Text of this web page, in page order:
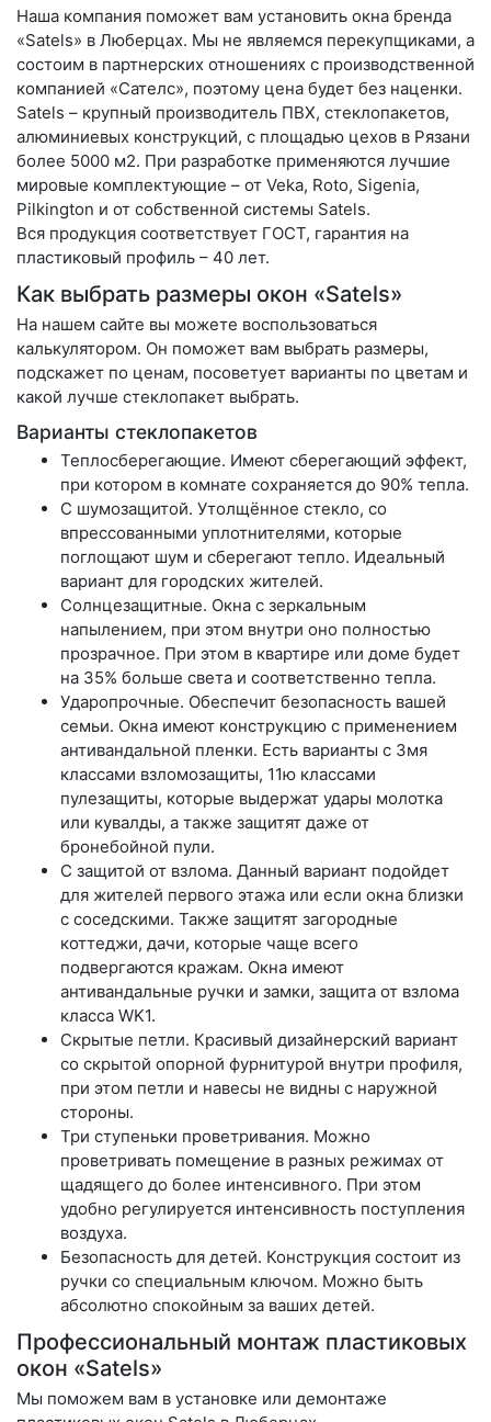
Наша компания поможет вам установить окна бренда
«Satels» в Люберцах. Мы не являемся перекупщиками, а
состоим в партнерских отношениях с производственной
компанией «Сателс», поэтому цена будет без наценки.
Satels – крупный производитель ПВХ, стеклопакетов,
алюминиевых конструкций, с площадью цехов в Рязани
более 5000 м2. При разработке применяются лучшие
мировые комплектующие – от Veka, Roto, Sigenia,
Pilkington и от собственной системы Satels.
Вся продукция соответствует ГОСТ, гарантия на
пластиковый профиль – 40 лет.
Как выбрать размеры окон «Satels»
На нашем сайте вы можете воспользоваться
калькулятором. Он поможет вам выбрать размеры,
подскажет по ценам, посоветует варианты по цветам и
какой лучше стеклопакет выбрать.
Варианты стеклопакетов
Теплосберегающие. Имеют сберегающий эффект,
при котором в комнате сохраняется до 90% тепла.
С шумозащитой. Утолщённое стекло, со
впрессованными уплотнителями, которые
поглощают шум и сберегают тепло. Идеальный
вариант для городских жителей.
Солнцезащитные. Окна с зеркальным
напылением, при этом внутри оно полностью
прозрачное. При этом в квартире или доме будет
на 35% больше света и соответственно тепла.
Ударопрочные. Обеспечит безопасность вашей
семьи. Окна имеют конструкцию с применением
антивандальной пленки. Есть варианты с 3мя
классами взломозащиты, 11ю классами
пулезащиты, которые выдержат удары молотка
или кувалды, а также защитят даже от
бронебойной пули.
С защитой от взлома. Данный вариант подойдет
для жителей первого этажа или если окна близки
с соседскими. Также защитят загородные
коттеджи, дачи, которые чаще всего
подвергаются кражам. Окна имеют
антивандальные ручки и замки, защита от взлома
класса WK1.
Скрытые петли. Красивый дизайнерский вариант
со скрытой опорной фурнитурой внутри профиля,
при этом петли и навесы не видны с наружной
стороны.
Три ступеньки проветривания. Можно
проветривать помещение в разных режимах от
щадящего до более интенсивного. При этом
удобно регулируется интенсивность поступления
воздуха.
Безопасность для детей. Конструкция состоит из
ручки со специальным ключом. Можно быть
абсолютно спокойным за ваших детей.
Профессиональный монтаж пластиковых
окон «Satels»
Мы поможем вам в установке или демонтаже